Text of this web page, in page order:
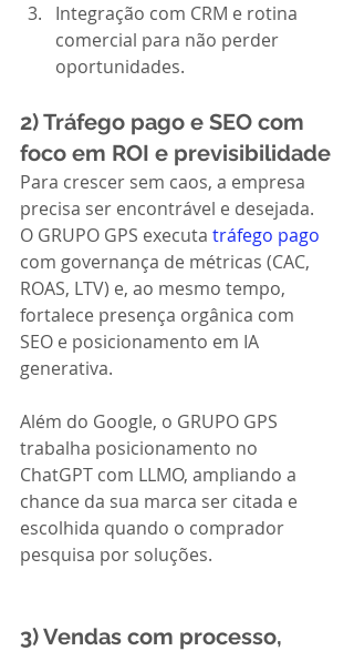
Integração com CRM e rotina
comercial para não perder
oportunidades.
2) Tráfego pago e SEO com
foco em ROI e previsibilidade
Para crescer sem caos, a empresa
precisa ser encontrável e desejada.
O GRUPO GPS executa tráfego pago
com governança de métricas (CAC,
ROAS, LTV) e, ao mesmo tempo,
fortalece presença orgânica com
SEO e posicionamento em IA
generativa.
Além do Google, o GRUPO GPS
trabalha posicionamento no
ChatGPT com LLMO, ampliando a
chance da sua marca ser citada e
escolhida quando o comprador
pesquisa por soluções.
3) Vendas com processo,